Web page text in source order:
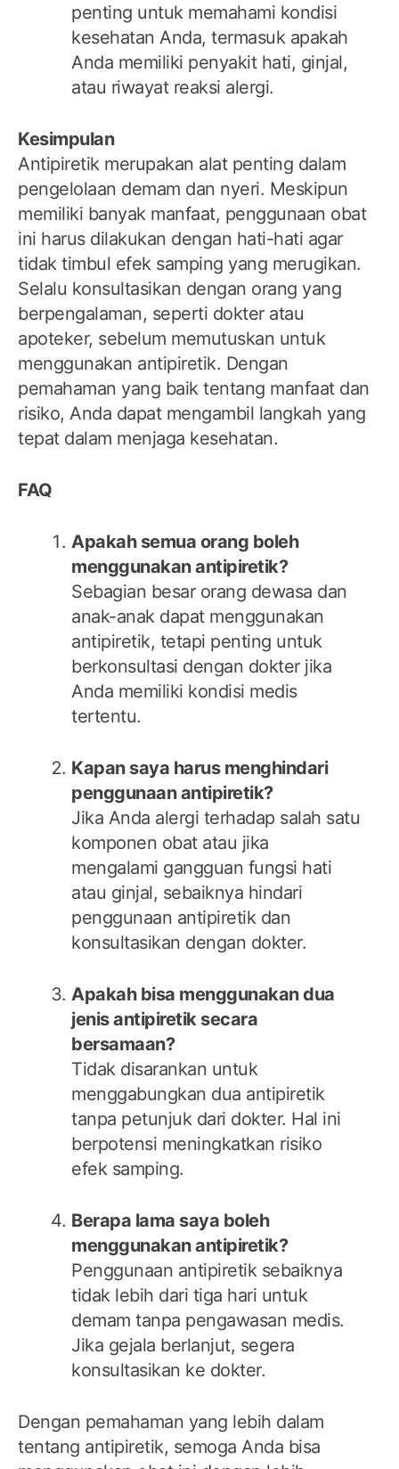
penting untuk memahami kondisi
kesehatan Anda, termasuk apakah
Anda memiliki penyakit hati, ginjal,
atau riwayat reaksi alergi.
Kesimpulan
Antipiretik merupakan alat penting dalam
pengelolaan demam dan nyeri. Meskipun
memiliki banyak manfaat, penggunaan obat
ini harus dilakukan dengan hati-hati agar
tidak timbul efek samping yang merugikan.
Selalu konsultasikan dengan orang yang
berpengalaman, seperti dokter atau
apoteker, sebelum memutuskan untuk
menggunakan antipiretik. Dengan
pemahaman yang baik tentang manfaat dan
risiko, Anda dapat mengambil langkah yang
tepat dalam menjaga kesehatan.
FAQ
Apakah semua orang boleh
menggunakan antipiretik?
Sebagian besar orang dewasa dan
anak-anak dapat menggunakan
antipiretik, tetapi penting untuk
berkonsultasi dengan dokter jika
Anda memiliki kondisi medis
tertentu.
Kapan saya harus menghindari
penggunaan antipiretik?
Jika Anda alergi terhadap salah satu
komponen obat atau jika
mengalami gangguan fungsi hati
atau ginjal, sebaiknya hindari
penggunaan antipiretik dan
konsultasikan dengan dokter.
Apakah bisa menggunakan dua
jenis antipiretik secara
bersamaan?
Tidak disarankan untuk
menggabungkan dua antipiretik
tanpa petunjuk dari dokter. Hal ini
berpotensi meningkatkan risiko
efek samping.
Berapa lama saya boleh
menggunakan antipiretik?
Penggunaan antipiretik sebaiknya
tidak lebih dari tiga hari untuk
demam tanpa pengawasan medis.
Jika gejala berlanjut, segera
konsultasikan ke dokter.
Dengan pemahaman yang lebih dalam
tentang antipiretik, semoga Anda bisa